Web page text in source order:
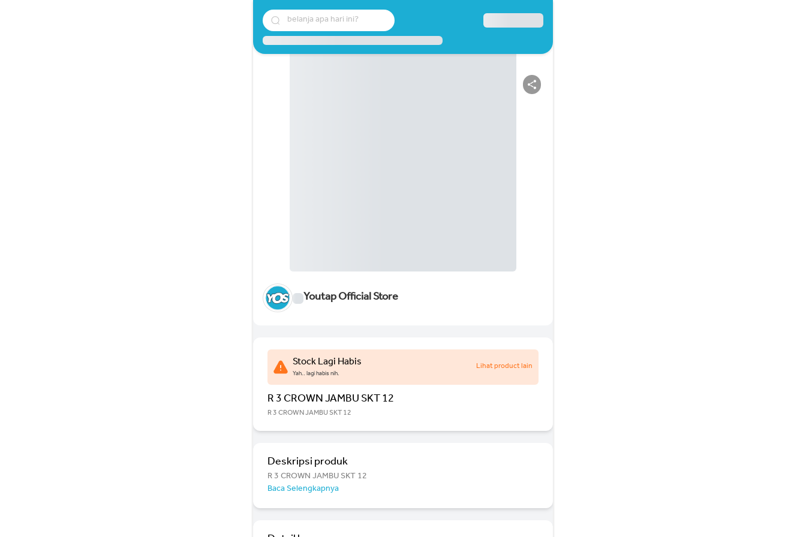
belanja apa hari ini?
Youtap Official Store
Stock Lagi Habis
Yah.. lagi habis nih.
Lihat product lain
R 3 CROWN JAMBU SKT 12
R 3 CROWN JAMBU SKT 12
Deskripsi produk
R 3 CROWN JAMBU SKT 12
Baca Selengkapnya